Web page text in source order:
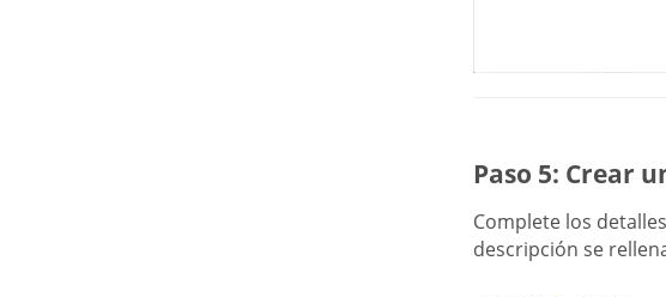
Paso 5: Crear
Complete los
descripción se